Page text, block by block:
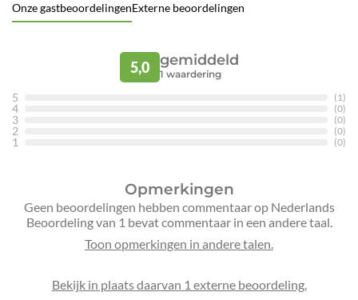
Onze gastbeoordelingenExterne beoordelingen
5,0 gemiddeld
1 waardering
5 (1)
4 (0)
3 (0)
2 (0)
1 (0)
Opmerkingen
Geen beoordelingen hebben commentaar op Nederlands
Beoordeling van 1 bevat commentaar in een andere taal.
Bekijk in plaats daarvan 1 externe beoordeling.